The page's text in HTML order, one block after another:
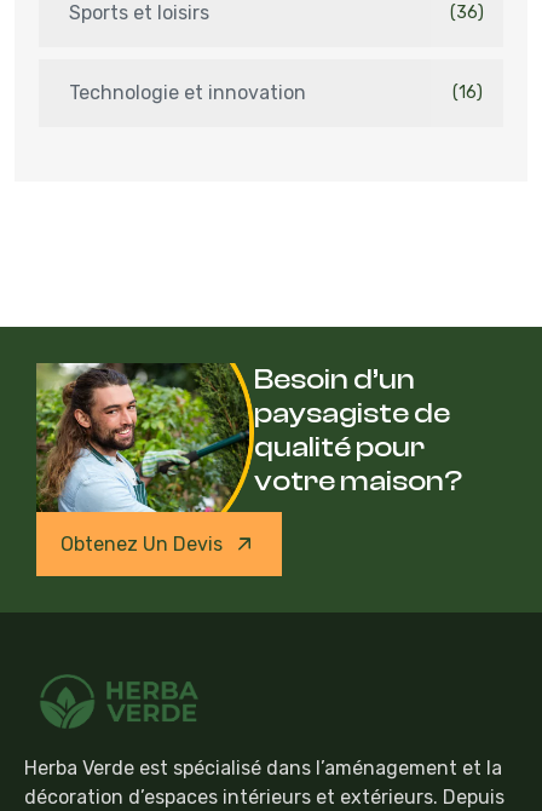
Sports et loisirs (36)
Technologie et innovation (16)
Besoin d’un
paysagiste de
qualité pour
votre maison?
Obtenez Un Devis
Herba Verde est spécialisé dans l’aménagement et la
décoration d’espaces intérieurs et extérieurs. Depuis